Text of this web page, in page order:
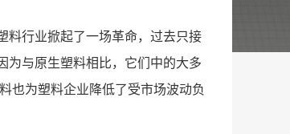
料行业掀起了一场革命，过去只接
为与原生塑料相比，它们中的大多
也为塑料企业降低了受市场波动负